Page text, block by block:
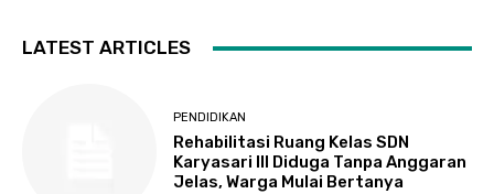
LATEST ARTICLES
PENDIDIKAN
Rehabilitasi Ruang Kelas SDN
Karyasari III Diduga Tanpa Anggaran
Jelas, Warga Mulai Bertanya